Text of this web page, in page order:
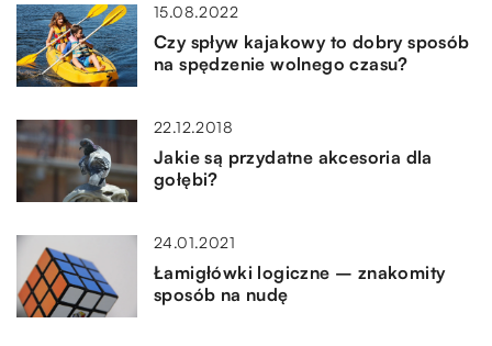
15.08.2022
Czy spływ kajakowy to dobry sposób
na spędzenie wolnego czasu?
22.12.2018
Jakie są przydatne akcesoria dla
gołębi?
24.01.2021
Łamigłówki logiczne – znakomity
sposób na nudę